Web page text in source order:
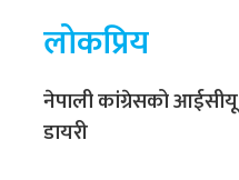
लोकप्रिय
नेपाली कांग्रेसको आईसीयू
डायरी